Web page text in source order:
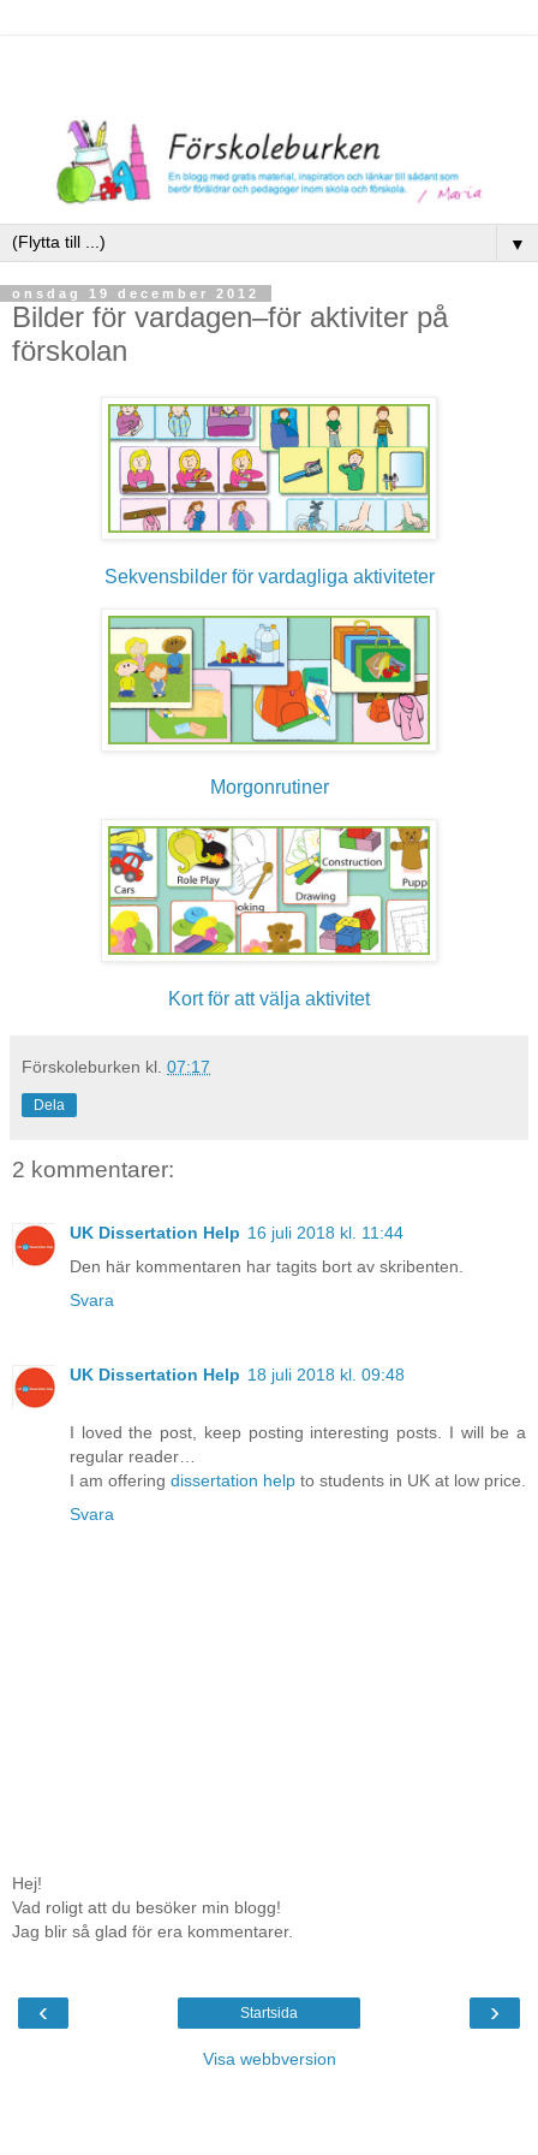
▼
onsdag 19 december 2012
Bilder för vardagen–för aktiviter på
förskolan
Sekvensbilder för vardagliga aktiviteter
Morgonrutiner
Kort för att välja aktivitet
Förskoleburken kl. 07:17
Dela
2 kommentarer:
UK Dissertation Help 16 juli 2018 kl. 11:44
Den här kommentaren har tagits bort av skribenten.
Svara
UK Dissertation Help 18 juli 2018 kl. 09:48
I loved the post, keep posting interesting posts. I will be a
regular reader…
I am offering dissertation help to students in UK at low price.
Svara
Hej!
Vad roligt att du besöker min blogg!
Jag blir så glad för era kommentarer.
‹ ›
Startsida
Visa webbversion